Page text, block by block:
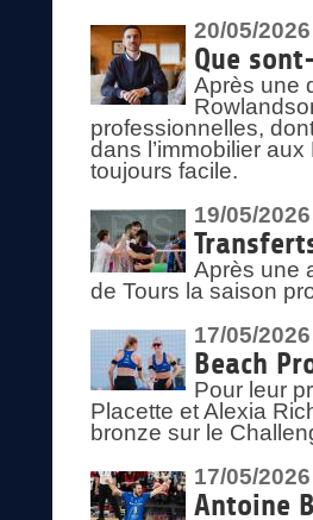
20/05/2026
Que
Après une
professionnelles,
dans l’immobilier
toujours facile.
19/05/2026
Après une
de Tours la saison
17/05/2026
Beach
Pour leur
Placette et Alexia
bronze sur le
17/05/2026
Antoine